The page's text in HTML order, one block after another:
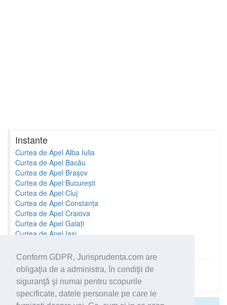
Conform GDPR, Jurisprudenta.com are
obligaţia de a administra, în condiţii de
siguranţă şi numai pentru scopurile
specificate, datele personale pe care le
Instante
Curtea de Apel Alba Iulia
Curtea de Apel Bacău
Curtea de Apel Brașov
Curtea de Apel București
Curtea de Apel Cluj
Curtea de Apel Constanța
Curtea de Apel Craiova
Curtea de Apel Galați
Curtea de Apel Iași
Toate instantele